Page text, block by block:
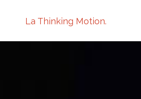
La Thinking Motion.